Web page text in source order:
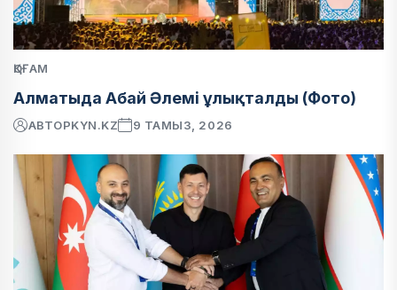
ҚОҒАМ
Алматыда Абай Әлемі ұлықталды (Фото)
АВТОРKYN.KZ 9 ТАМЫЗ, 2026